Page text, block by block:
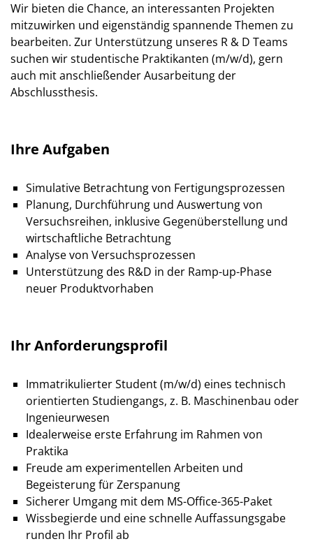
Wir bieten die Chance, an interessanten Projekten
mitzuwirken und eigenständig spannende Themen zu
bearbeiten. Zur Unterstützung unseres R & D Teams
suchen wir studentische Praktikanten (m/w/d), gern
auch mit anschließender Ausarbeitung der
Abschlussthesis.
Ihre Aufgaben
Simulative Betrachtung von Fertigungs­prozessen
Planung, Durch­führung und Aus­wertung von
Versuchs­reihen, inklusive Gegen­überstellung und
wirtschaftliche Betrachtung
Analyse von Versuchs­prozessen
Unter­stützung des R&D in der Ramp-up-Phase
neuer Produkt­vorhaben
Ihr Anforderungsprofil
Immatri­kulierter Student (m/w/d) eines technisch
orientierten Studien­gangs, z. B. Maschinen­bau oder
Ingenieur­wesen
Idealer­weise erste Erfahrung im Rahmen von
Praktika
Freude am experi­mentellen Arbeiten und
Begeisterung für Zer­spanung
Sicherer Umgang mit dem MS-Office-365-Paket
Wissbegierde und eine schnelle Auffassungs­gabe
runden Ihr Profil ab